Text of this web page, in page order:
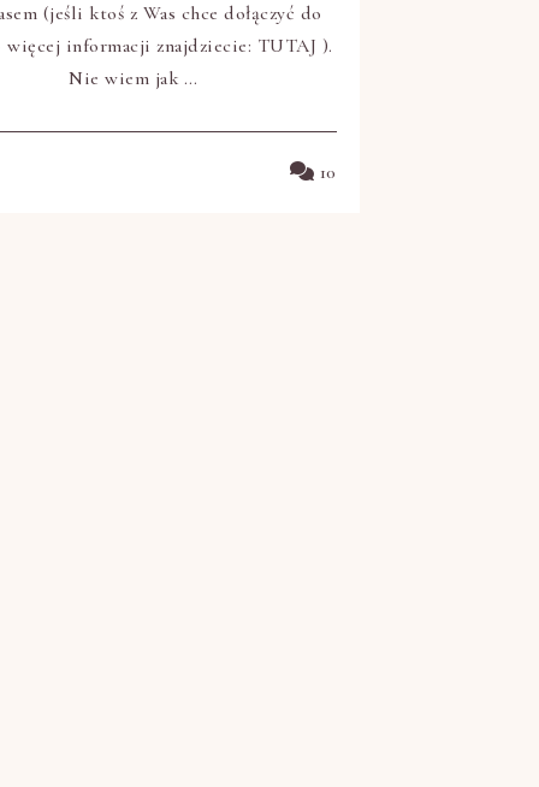
(jeśli ktoś z Was chce dołączyć do
informacji znajdziecie: TUTAJ ).
Nie wiem jak …
10